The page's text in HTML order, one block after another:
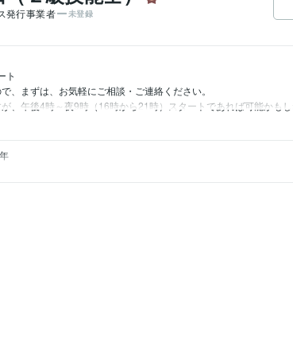
発行事業者 未登録
ト
、まずは、お気軽にご相談・ご連絡ください。
、午後4時～夜9時（16時から21時）スタートであれば可能かもし